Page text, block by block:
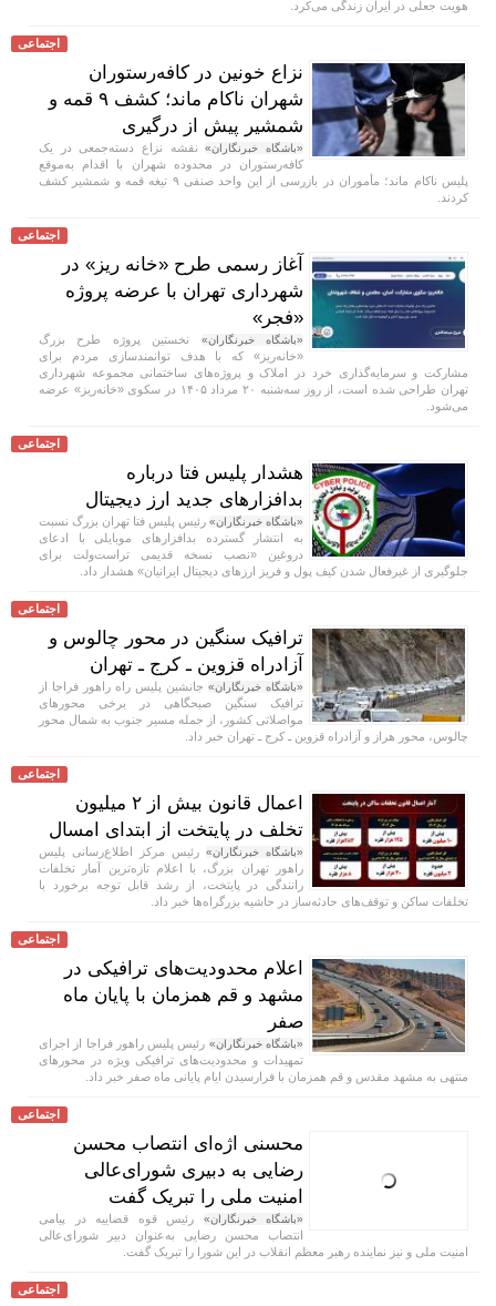
هویت جعلی در ایران زندگی می‌کرد.
اجتماعی
نزاع خونین در کافه‌رستوران
شهران ناکام ماند؛ کشف ۹ قمه و
شمشیر پیش از درگیری
«باشگاه خبرنگاران»نقشه نزاع دسته‌جمعی در یک
کافه‌رستوران در محدوده شهران با اقدام به‌موقع
پلیس ناکام ماند؛ مأموران در بازرسی از این واحد صنفی ۹ تیغه قمه و شمشیر کشف
کردند.
اجتماعی
آغاز رسمی طرح «خانه ریز» در
شهرداری تهران با عرضه پروژه
«فجر»
«باشگاه خبرنگاران» نخستین پروژه طرح بزرگ
«خانه‌ریز» که با هدف توانمندسازی مردم برای
مشارکت و سرمایه‌گذاری خرد در املاک و پروژه‌های ساختمانی مجموعه شهرداری
تهران طراحی شده است، از روز سه‌شنبه ۲۰ مرداد ۱۴۰۵ در سکوی «خانه‌ریز» عرضه
می‌شود.
اجتماعی
هشدار پلیس فتا درباره
بدافزار‌های جدید ارز دیجیتال
«باشگاه خبرنگاران» رئیس پلیس فتا تهران بزرگ نسبت
به انتشار گسترده بدافزار‌های موبایلی با ادعای
دروغین «نصب نسخه قدیمی تراست‌ولت برای
جلوگیری از غیرفعال شدن کیف پول و فریز ارز‌های دیجیتال ایرانیان» هشدار داد.
اجتماعی
ترافیک سنگین در محور چالوس و
آزادراه قزوین ـ کرج ـ تهران
«باشگاه خبرنگاران» جانشین پلیس راه راهور فراجا از
ترافیک سنگین صبحگاهی در برخی محور‌های
مواصلاتی کشور، از جمله مسیر جنوب به شمال محور
چالوس، محور هراز و آزادراه قزوین ـ کرج ـ تهران خبر داد.
اجتماعی
اعمال قانون بیش از ۲ میلیون
تخلف در پایتخت از ابتدای امسال
«باشگاه خبرنگاران» رئیس مرکز اطلاع‌رسانی پلیس
راهور تهران بزرگ، با اعلام تازه‌ترین آمار تخلفات
رانندگی در پایتخت، از رشد قابل توجه برخورد با
تخلفات ساکن و توقف‌های حادثه‌ساز در حاشیه بزرگراه‌ها خبر داد.
اجتماعی
اعلام محدودیت‌های ترافیکی در
مشهد و قم همزمان با پایان ماه
صفر
«باشگاه خبرنگاران» رئیس پلیس راهور فراجا از اجرای
تمهیدات و محدودیت‌های ترافیکی ویژه در محور‌های
منتهی به مشهد مقدس و قم همزمان با فرارسیدن ایام پایانی ماه صفر خبر داد.
اجتماعی
محسنی اژه‌ای انتصاب محسن
رضایی به دبیری شورای‌عالی
امنیت ملی را تبریک گفت
«باشگاه خبرنگاران» رئیس قوه قضاییه در پیامی
انتصاب محسن رضایی به‌عنوان دبیر شورای‌عالی
امنیت ملی و نیز نماینده رهبر معظم انقلاب در این شورا را تبریک گفت.
اجتماعی